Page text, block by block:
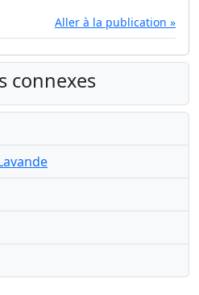
Aller à la publication »
connexes